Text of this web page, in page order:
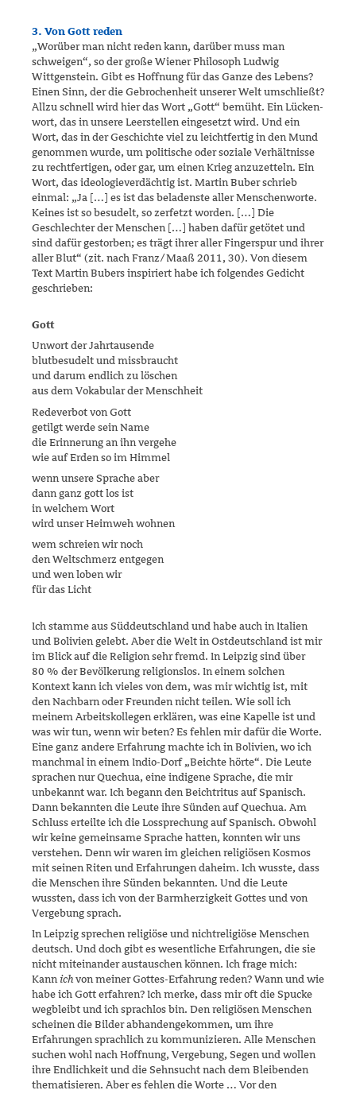
3. Von Gott reden
„Worüber man nicht reden kann, darüber muss man
schweigen“, so der große Wiener Philosoph Ludwig
Wittgenstein. Gibt es Hoffnung für das Ganze des Lebens?
Einen Sinn, der die Gebrochenheit unserer Welt um­schließt?
Allzu schnell wird hier das Wort „Gott“ bemüht. Ein Lücken­
wort, das in unsere Leerstellen eingesetzt wird. Und ein
Wort, das in der Geschichte viel zu leichtfertig in den Mund
genommen wurde, um poli­ti­sche oder soziale Verhältnisse
zu rechtfertigen, oder gar, um einen Krieg anzuzetteln. Ein
Wort, das ideologieverdächtig ist. Martin Buber schrieb
einmal: „Ja […] es ist das beladenste aller Menschenworte.
Keines ist so besudelt, so zerfetzt worden. […] Die
Geschlechter der Menschen […] haben dafür getötet und
sind dafür gestorben; es trägt ihrer aller Finger­spur und ihrer
aller Blut“ (zit. nach Franz/Maaß 2011, 30). Von diesem
Text Martin Bubers inspiriert habe ich folgendes Gedicht
geschrieben:
Gott
Unwort der Jahrtausende
blutbesudelt und missbraucht
und darum endlich zu löschen
aus dem Vokabular der Menschheit
Redeverbot von Gott
getilgt werde sein Name
die Erinnerung an ihn vergehe
wie auf Erden so im Himmel
wenn unsere Sprache aber
dann ganz gott los ist
in welchem Wort
wird unser Heimweh wohnen
wem schreien wir noch
den Weltschmerz entgegen
und wen loben wir
für das Licht
Ich stamme aus Süddeutschland und habe auch in Italien
und Bolivien gelebt. Aber die Welt in Ostdeutschland ist mir
im Blick auf die Religion sehr fremd. In Leipzig sind über
80 % der Bevölkerung religionslos. In ei­nem solchen
Kontext kann ich vieles von dem, was mir wichtig ist, mit
den Nachbarn oder Freunden nicht teilen. Wie soll ich
meinem Arbeits­kollegen erklären, was eine Kapelle ist und
was wir tun, wenn wir beten? Es fehlen mir dafür die Worte.
Eine ganz andere Erfahrung machte ich in Bolivien, wo ich
manchmal in einem Indio-Dorf „Beichte hörte“. Die Leu­te
sprachen nur Quechua, eine indigene Sprache, die mir
unbekannt war. Ich begann den Beichtritus auf Spanisch.
Dann bekannten die Leute ihre Sünden auf Quechua. Am
Schluss erteilte ich die Lossprechung auf Spanisch. Obwohl
wir keine gemeinsame Sprache hatten, konnten wir uns
verstehen. Denn wir waren im gleichen religiösen Kosmos
mit sei­nen Riten und Erfahrungen daheim. Ich wusste, dass
die Menschen ihre Sünden bekannten. Und die Leute
wussten, dass ich von der Barmher­­zig­keit Gottes und von
Vergebung sprach.
In Leipzig sprechen religiöse und nichtreligiöse Menschen
deutsch. Und doch gibt es wesentliche Erfahrungen, die sie
nicht miteinander austau­schen können. Ich frage mich:
Kann ich von meiner Gottes-Erfahrung reden? Wann und wie
habe ich Gott erfahren? Ich merke, dass mir oft die Spucke
wegbleibt und ich sprachlos bin. Den religiösen Menschen
schei­nen die Bilder abhandengekommen, um ihre
Erfahrungen sprach­lich zu kommunizieren. Alle Menschen
suchen wohl nach Hoffnung, Verge­bung, Segen und wollen
ihre Endlichkeit und die Sehnsucht nach dem Bleibenden
thematisieren. Aber es fehlen die Worte … Vor den